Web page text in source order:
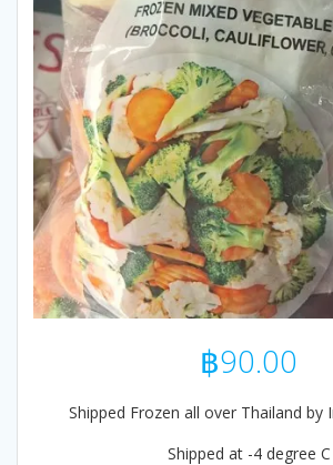
฿90.00
Shipped Frozen all over Thailand by
Shipped at -4 degree C